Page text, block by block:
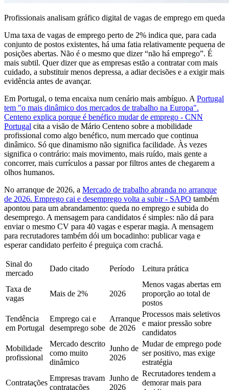
Profissionais analisam gráfico digital de vagas de emprego em queda
Uma taxa de vagas de emprego perto de 2% indica que, para cada
conjunto de postos existentes, há uma fatia relativamente pequena de
posições abertas. Não é o mesmo que dizer “não há emprego”. É
mais subtil. Quer dizer que as empresas estão a contratar com mais
cuidado, a substituir menos depressa, a adiar decisões e a exigir mais
evidência antes de avançar.
Em Portugal, o tema encaixa num cenário mais ambíguo. A Portugal
tem "o mais dinâmico dos mercados de trabalho na Europa".
Centeno explica porque é benéfico mudar de emprego - CNN
Portugal cita a visão de Mário Centeno sobre a mobilidade
profissional como algo benéfico, num mercado que continua
dinâmico. Só que dinamismo não significa facilidade. Às vezes
significa o contrário: mais movimento, mais ruído, mais gente a
concorrer, mais currículos a passar por filtros antes de chegarem a
olhos humanos.
No arranque de 2026, a Mercado de trabalho abranda no arranque
de 2026. Emprego cai e desemprego volta a subir - SAPO também
apontou para um abrandamento: queda no emprego e subida do
desemprego. A mensagem para candidatos é simples: não dá para
enviar o mesmo CV para 40 vagas e esperar magia. A mensagem
para recrutadores também dói um bocadinho: publicar vaga e
esperar candidato perfeito é preguiça com crachá.
Sinal do
mercado
Dado citado Período Leitura prática
Taxa de
vagas
Mais de 2% 2026
Menos vagas abertas em
proporção ao total de
postos
Tendência
em Portugal
Emprego cai e
desemprego sobe
Arranque
de 2026
Processos mais seletivos
e maior pressão sobre
candidatos
Mobilidade
profissional
Mercado descrito
como muito
dinâmico
Junho de
2026
Mudar de emprego pode
ser positivo, mas exige
estratégia
Contratações
Empresas travam
contratações
Junho de
2026
Recrutadores tendem a
demorar mais para